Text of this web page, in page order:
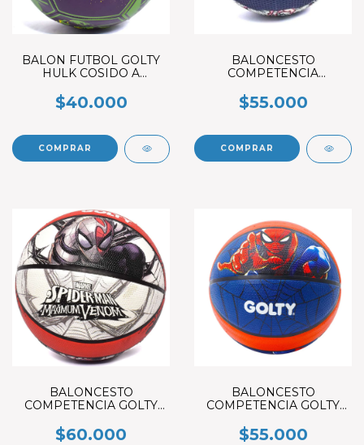
BALON FUTBOL GOLTY
HULK COSIDO A
$40.000
BALONCESTO
COMPETENCIA
$55.000
BALONCESTO
COMPETENCIA GOLTY
VENUM #5
$60.000
BALONCESTO
COMPETENCIA GOLTY
$55.000